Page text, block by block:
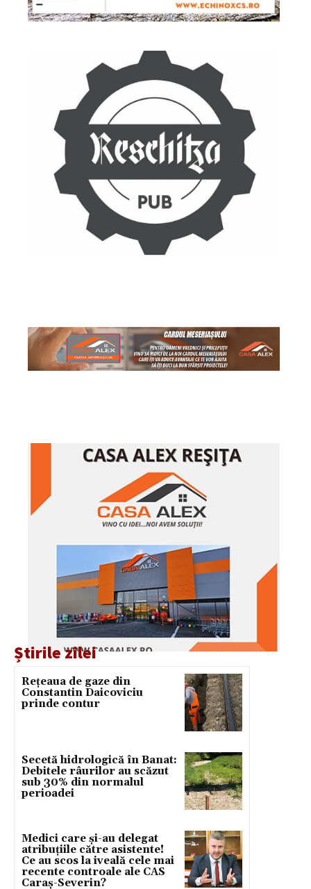
Știrile zilei
Rețeaua de gaze din
Constantin Daicoviciu
prinde contur
Secetă hidrologică în Banat:
Debitele râurilor au scăzut
sub 30% din normalul
perioadei
Medici care și-au delegat
atribuțiile către asistente!
Ce au scos la iveală cele mai
recente controale ale CAS
Caraș-Severin?